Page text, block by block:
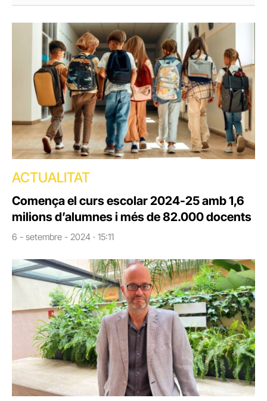
ACTUALITAT
Comença el curs escolar 2024-25 amb 1,6
milions d’alumnes i més de 82.000 docents
6 - setembre - 2024 · 15:11